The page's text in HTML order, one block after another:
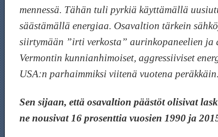
mennessä. Tähän tuli pyrkiä käyttämällä
säästämällä energiaa. Osavaltion tärkein
siirtymään ”irti verkosta” aurinkopaneelien ja
Vermontin kunnianhimoiset, aggressiiviset
USA:n parhaimmiksi viitenä vuotena
Sen sijaan, että osavaltion päästöt olisivat
ne nousivat 16 prosenttia vuosien 1990 ja